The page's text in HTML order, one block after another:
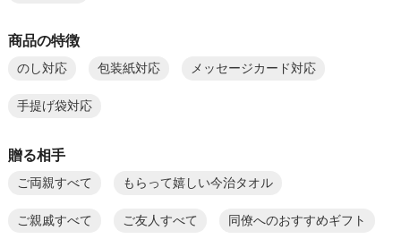
商品の特徴
のし対応 包装紙対応 メッセージカード対応
手提げ袋対応
贈る相手
ご両親すべて もらって嬉しい今治タオル
ご親戚すべて ご友人すべて 同僚へのおすすめギフト